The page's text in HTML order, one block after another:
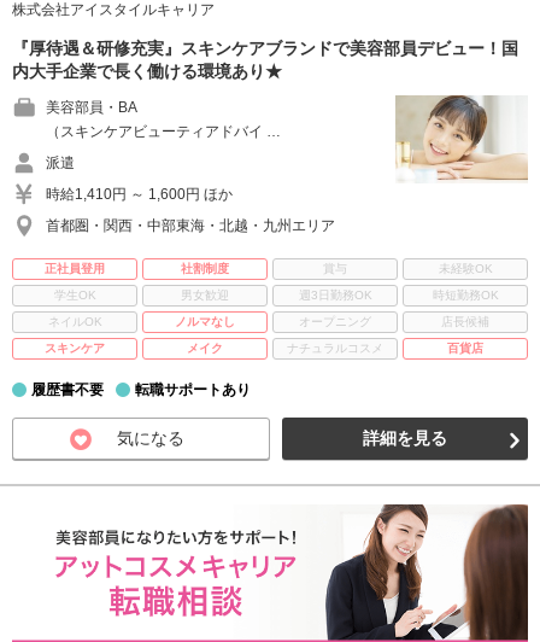
株式会社アイスタイルキャリア
『厚待遇＆研修充実』スキンケアブランドで美容部員デビュー！国
内大手企業で長く働ける環境あり★
美容部員・BA
（スキンケアビューティアドバイ …
派遣
時給1,410円 ～ 1,600円 ほか
首都圏・関西・中部東海・北越・九州エリア
正社員登用 社割制度 賞与
未経験OK
学生OK
男女歓迎 週3日勤務OK
時短勤務OK
ネイルOK
ノルマなし オープニング
店長候補
スキンケア
メイク ナチュラルコスメ 百貨店
履歴書不要 転職サポートあり
気になる 詳細を見る